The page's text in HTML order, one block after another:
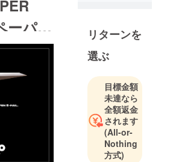
間があ
。最後
ご支援、
パー
加し
を駆使して
いきます。
ジャンルや
手法、固定
観念、業界
の常識に捉
われませ
ん。
リターンを
選ぶ
目標金額
未達なら
全額返金
されます
(All-or-
Nothing
方式)